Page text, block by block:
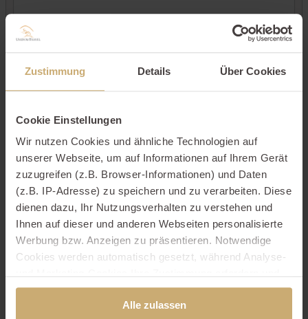
Zustimmung Details Über Cookies
Cookie Einstellungen
Wir nutzen Cookies und ähnliche Technologien auf
unserer Webseite, um auf Informationen auf Ihrem Gerät
zuzugreifen (z.B. Browser-Informationen) und Daten
(z.B. IP-Adresse) zu speichern und zu verarbeiten. Diese
dienen dazu, Ihr Nutzungsverhalten zu verstehen und
Ihnen auf dieser und anderen Webseiten personalisierte
Werbung bzw. Anzeigen zu präsentieren. Notwendige
Cookies werden automatisch gesetzt, während Analyse-
auch außerhalb der EU/EWR, z.B. in den USA,
verarbeitet werden, wo Ihre Daten nicht mit den gleichen
Alle zulassen
Kontaktdaten